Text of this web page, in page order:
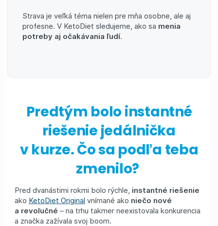
Strava je veľká téma nielen pre mňa osobne, ale aj
profesne. V KetoDiet sledujeme, ako sa menia
potreby aj očakávania ľudí.
Predtým bolo instantné
riešenie jedálnička
v kurze. Čo sa podľa teba
zmenilo?
Pred dvanástimi rokmi bolo rýchle, instantné riešenie
ako KetoDiet Original vnímané ako niečo nové
a revolučné – na trhu takmer neexistovala konkurencia
a značka zažívala svoj boom.